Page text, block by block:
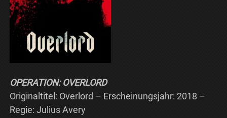
OPERATION: OVERLORD
Originaltitel: Overlord – Erscheinungsjahr: 2018 –
Regie: Julius Avery